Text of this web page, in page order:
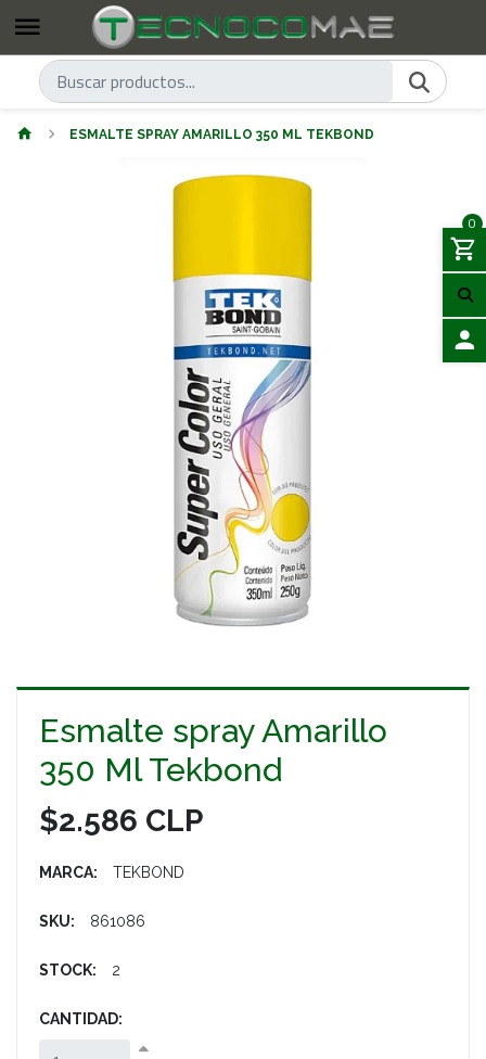
0
ESMALTE SPRAY AMARILLO 350 ML TEKBOND
Esmalte spray Amarillo
350 Ml Tekbond
$2.586 CLP
MARCA: TEKBOND
SKU: 861086
STOCK: 2
CANTIDAD: